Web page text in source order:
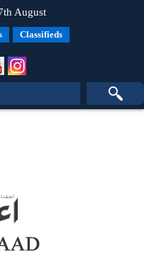
August
Classifieds